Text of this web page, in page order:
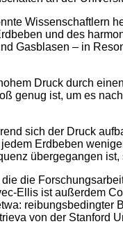
Wissenschaftlern
und des
Gasblasen – in
Druck durch
genug ist, um es
sich der Druck
Erdbeben
übergegangen
die die
Ellis ist außerdem
reibungsbedingter
von der Stanford